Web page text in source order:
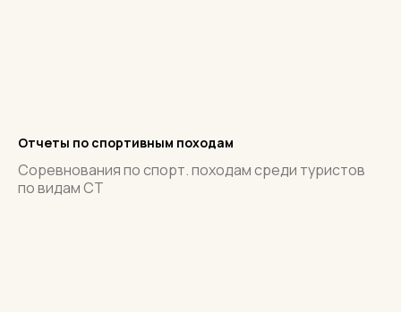
Отчеты по спортивным походам
Соревнования по спорт. походам среди туристов
по видам СТ